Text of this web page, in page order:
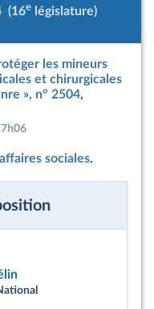
(16e législature)
les mineurs
et chirurgicales
», n° 2504,
sociales.